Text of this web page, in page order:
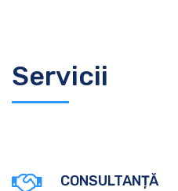
Servicii
CONSULTANȚĂ